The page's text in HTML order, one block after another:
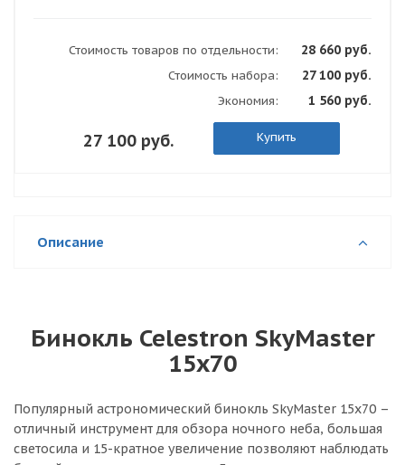
Стоимость товаров по отдельности: 28 660 руб.
Стоимость набора: 27 100 руб.
Экономия: 1 560 руб.
27 100 руб. Купить
Описание
Бинокль Celestron SkyMaster
15x70
Популярный астрономический бинокль SkyMaster 15x70 –
отличный инструмент для обзора ночного неба, большая
светосила и 15-кратное увеличение позволяют наблюдать